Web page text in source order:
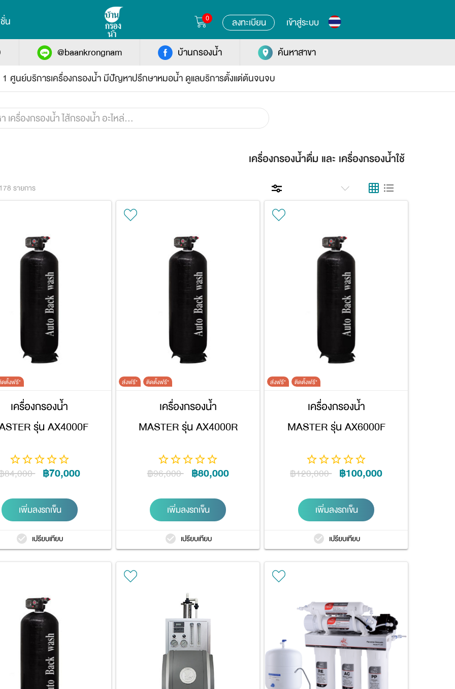
น 0 ลงทะเบียน เข้าสู่ระบบ
@baankrongnam บ้านกรองน้ำ
ค้นหาสาขา
ศูนย์บริการเครื่องกรองน้ำ มีปัญหาปรึกษาหมอน้ำ ดูแลบริการตั้งแต่ต้นจนจบ
เครื่องกรองน้ำดื่ม และ เครื่องกรองน้ำใช้
รายการ
ตั้งฟรี*
เครื่องกรองน้ำ
รุ่น AX4000F
84,000 ฿70,000
เพิ่มลงรถเข็น
เปรียบเทียบ
ส่งฟรี* ติดตั้งฟรี*
เครื่องกรองน้ำ
MASTER รุ่น AX4000R
฿96,000 ฿80,000
เพิ่มลงรถเข็น
เปรียบเทียบ
ส่งฟรี* ติดตั้งฟรี*
เครื่องกรองน้ำ
MASTER รุ่น AX6000F
฿120,000 ฿100,000
เพิ่มลงรถเข็น
เปรียบเทียบ